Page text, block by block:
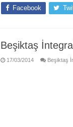
Facebook
Beşiktaş
17/03/2014 Beşiktaş